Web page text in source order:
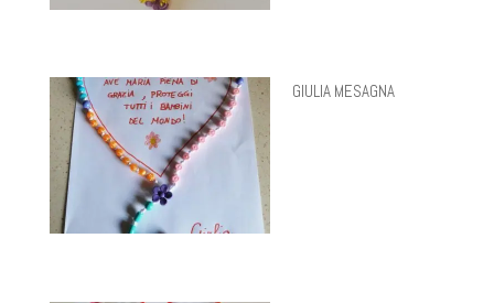
GIULIA MESAGNA